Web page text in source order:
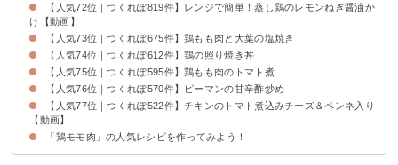
【人気72位｜つくれぽ819件】レンジで簡単！蒸し鶏のレモンねぎ醤油か
け【動画】
【人気73位｜つくれぽ675件】鶏もも肉と大葉の塩焼き
【人気74位｜つくれぽ612件】鶏の照り焼き丼
【人気75位｜つくれぽ595件】鶏もも肉のトマト煮
【人気76位｜つくれぽ570件】ピーマンの甘辛酢炒め
【人気77位｜つくれぽ522件】チキンのトマト煮込みチーズ＆ペンネ入り
【動画】
「鶏モモ肉」の人気レシピを作ってみよう！